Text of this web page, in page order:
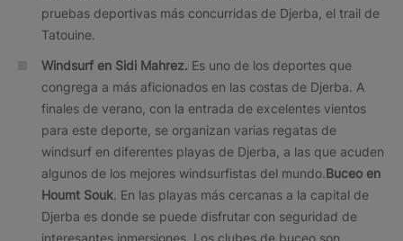
pruebas deportivas más concurridas de Djerba, el trail de
Tatouine.
Windsurf en Sidi Mahrez. Es uno de los deportes que
congrega a más aficionados en las costas de Djerba. A
finales de verano, con la entrada de excelentes vientos
para este deporte, se organizan varias regatas de
windsurf en diferentes playas de Djerba, a las que acuden
algunos de los mejores windsurfistas del mundo.Buceo en
Houmt Souk. En las playas más cercanas a la capital de
Djerba es donde se puede disfrutar con seguridad de
interesantes inmersiones. Los clubes de buceo son